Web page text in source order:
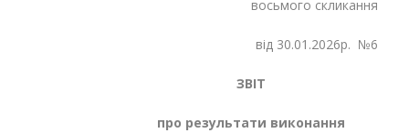
восьмого скликання
від 30.01.2026р. №6
ЗВІТ
про результати виконання